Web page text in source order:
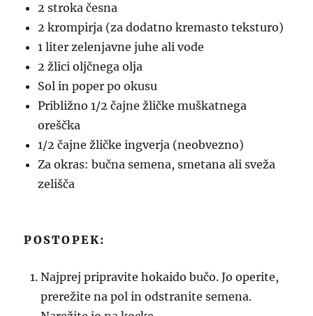
2 stroka česna
2 krompirja (za dodatno kremasto teksturo)
1 liter zelenjavne juhe ali vode
2 žlici oljčnega olja
Sol in poper po okusu
Približno 1/2 čajne žličke muškatnega
oreščka
1/2 čajne žličke ingverja (neobvezno)
Za okras: bučna semena, smetana ali sveža
zelišča
POSTOPEK:
Najprej pripravite hokaido bučo. Jo operite,
prerežite na pol in odstranite semena.